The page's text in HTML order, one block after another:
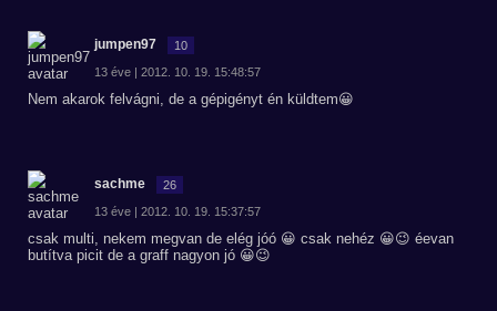
jumpen97 10
13 éve | 2012. 10. 19. 15:48:57
Nem akarok felvágni, de a gépigényt én küldtem😀
sachme 26
13 éve | 2012. 10. 19. 15:37:57
csak multi, nekem megvan de elég jóó 😀 csak nehéz 😀😉 éevan
butítva picit de a graff nagyon jó 😀😉